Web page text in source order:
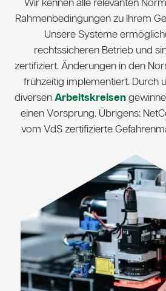
Wir kennen alle relevanten
Rahmenbedingungen zu Ihrem
Unsere Systeme
rechtssicheren Betrieb und
zertifiziert. Änderungen in den
frühzeitig implementiert. Durch
diversen Arbeitskreisen
einen Vorsprung. Übrigens:
vom VdS zertifizierte